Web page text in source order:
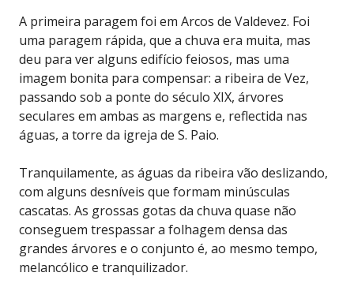
A primeira paragem foi em Arcos de Valdevez. Foi
uma paragem rápida, que a chuva era muita, mas
deu para ver alguns edifício feiosos, mas uma
imagem bonita para compensar: a ribeira de Vez,
passando sob a ponte do século XIX, árvores
seculares em ambas as margens e, reflectida nas
águas, a torre da igreja de S. Paio.
Tranquilamente, as águas da ribeira vão deslizando,
com alguns desníveis que formam minúsculas
cascatas. As grossas gotas da chuva quase não
conseguem trespassar a folhagem densa das
grandes árvores e o conjunto é, ao mesmo tempo,
melancólico e tranquilizador.